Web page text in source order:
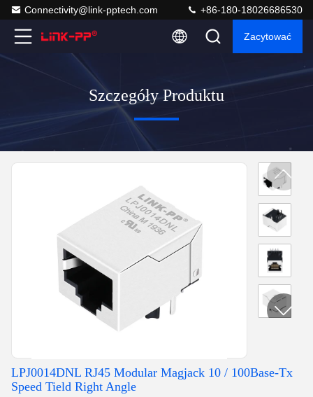
Connectivity@link-pptech.com +86-180-18026686530
Zacytować
Szczegóły Produktu
LPJ0014DNL RJ45 Modular Magjack 10 / 100Base-Tx
Speed ​​Tield Right Angle